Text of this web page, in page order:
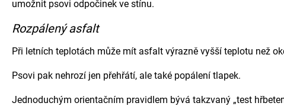
umožnit psovi odpočinek ve stínu.
Rozpálený asfalt
Při letních teplotách může mít asfalt výrazně vyšší teplotu než
Psovi pak nehrozí jen přehřátí, ale také popálení tlapek.
Jednoduchým orientačním pravidlem bývá takzvaný „test